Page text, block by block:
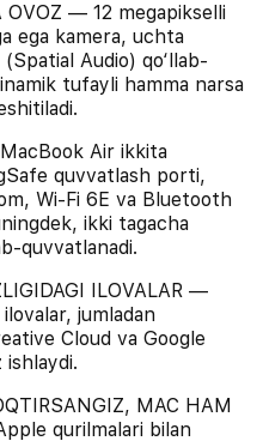
OVOZ — 12 megapikselli
ega kamera, uchta
Audio) qo‘llab-
tufayli hamma narsa
Air ikkita
quvvatlash porti,
Wi-Fi 6E va Bluetooth
ikki tagacha
quvvatlanadi.
ILOVALAR —
jumladan
Cloud va Google
MAC HAM
qurilmalari bilan